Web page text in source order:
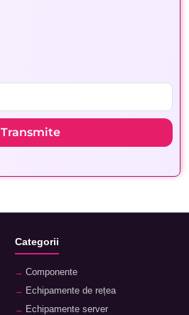
Transmite
Categorii
Componente
Echipamente de rețea
Echipamente server